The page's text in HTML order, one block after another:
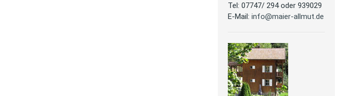
Tel: 07747/ 294 oder 939029
E-Mail:info@maier-allmut.de